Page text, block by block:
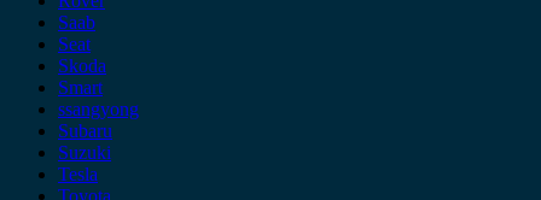
Saab
Seat
Skoda
Smart
ssangyong
Subaru
Suzuki
Tesla
Toyota